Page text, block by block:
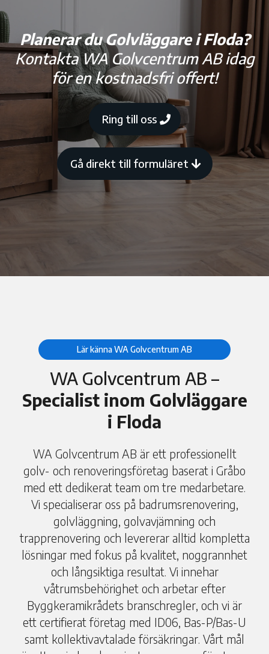
Planerar du Golvläggare i Floda?
Kontakta WA Golvcentrum AB idag
för en kostnadsfri offert!
Ring till oss
Gå direkt till formuläret
Lär känna WA Golvcentrum AB
WA Golvcentrum AB –
Specialist inom Golvläggare
i Floda
WA Golvcentrum AB är ett professionellt
golv- och renoveringsföretag baserat i Gråbo
med ett dedikerat team om tre medarbetare.
Vi specialiserar oss på badrumsrenovering,
golvläggning, golvavjämning och
trapprenovering och levererar alltid kompletta
lösningar med fokus på kvalitet, noggrannhet
och långsiktiga resultat. Vi innehar
våtrumsbehörighet och arbetar efter
Byggkeramikrådets branschregler, och vi är
ett certifierat företag med ID06, Bas-P/Bas-U
samt kollektivavtalade försäkringar. Vårt mål